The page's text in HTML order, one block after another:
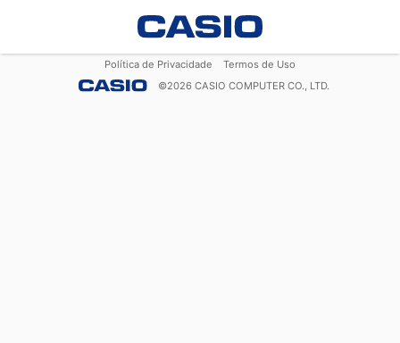
Política de Privacidade
Termos de Uso
©2026 CASIO COMPUTER CO., LTD.